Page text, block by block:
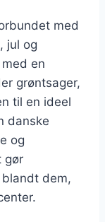
med
jul og
en
grøntsager,
til en ideel
danske
og
gør
dem,